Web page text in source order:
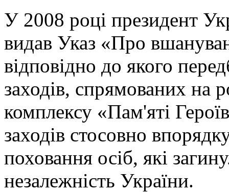
У 2008 році президент
видав Указ «Про
відповідно до якого
заходів, спрямованих на
комплексу «Пам'яті
заходів стосовно
поховання осіб, які
незалежність України.